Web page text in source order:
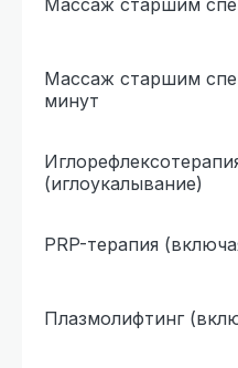
Массаж старшим
минут
(иглоукалывание)
PRP-терапия
Плазмолифтинг